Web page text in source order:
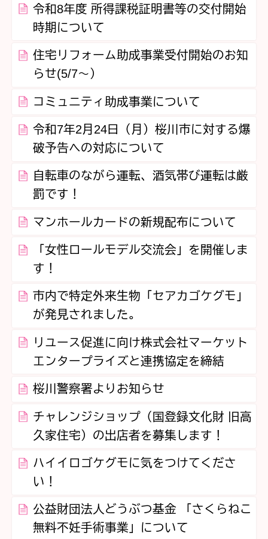
令和8年度 所得課税証明書等の交付開始
時期について
住宅リフォーム助成事業受付開始のお知
らせ(5/7～）
コミュニティ助成事業について
令和7年2月24日（月）桜川市に対する爆
破予告への対応について
自転車のながら運転、酒気帯び運転は厳
罰です！
マンホールカードの新規配布について
「女性ロールモデル交流会」を開催しま
す！
市内で特定外来生物「セアカゴケグモ」
が発見されました。
リユース促進に向け株式会社マーケット
エンタープライズと連携協定を締結
桜川警察署よりお知らせ
チャレンジショップ（国登録文化財 旧高
久家住宅）の出店者を募集します！
ハイイロゴケグモに気をつけてくださ
い！
公益財団法人どうぶつ基金 「さくらねこ
無料不妊手術事業」について